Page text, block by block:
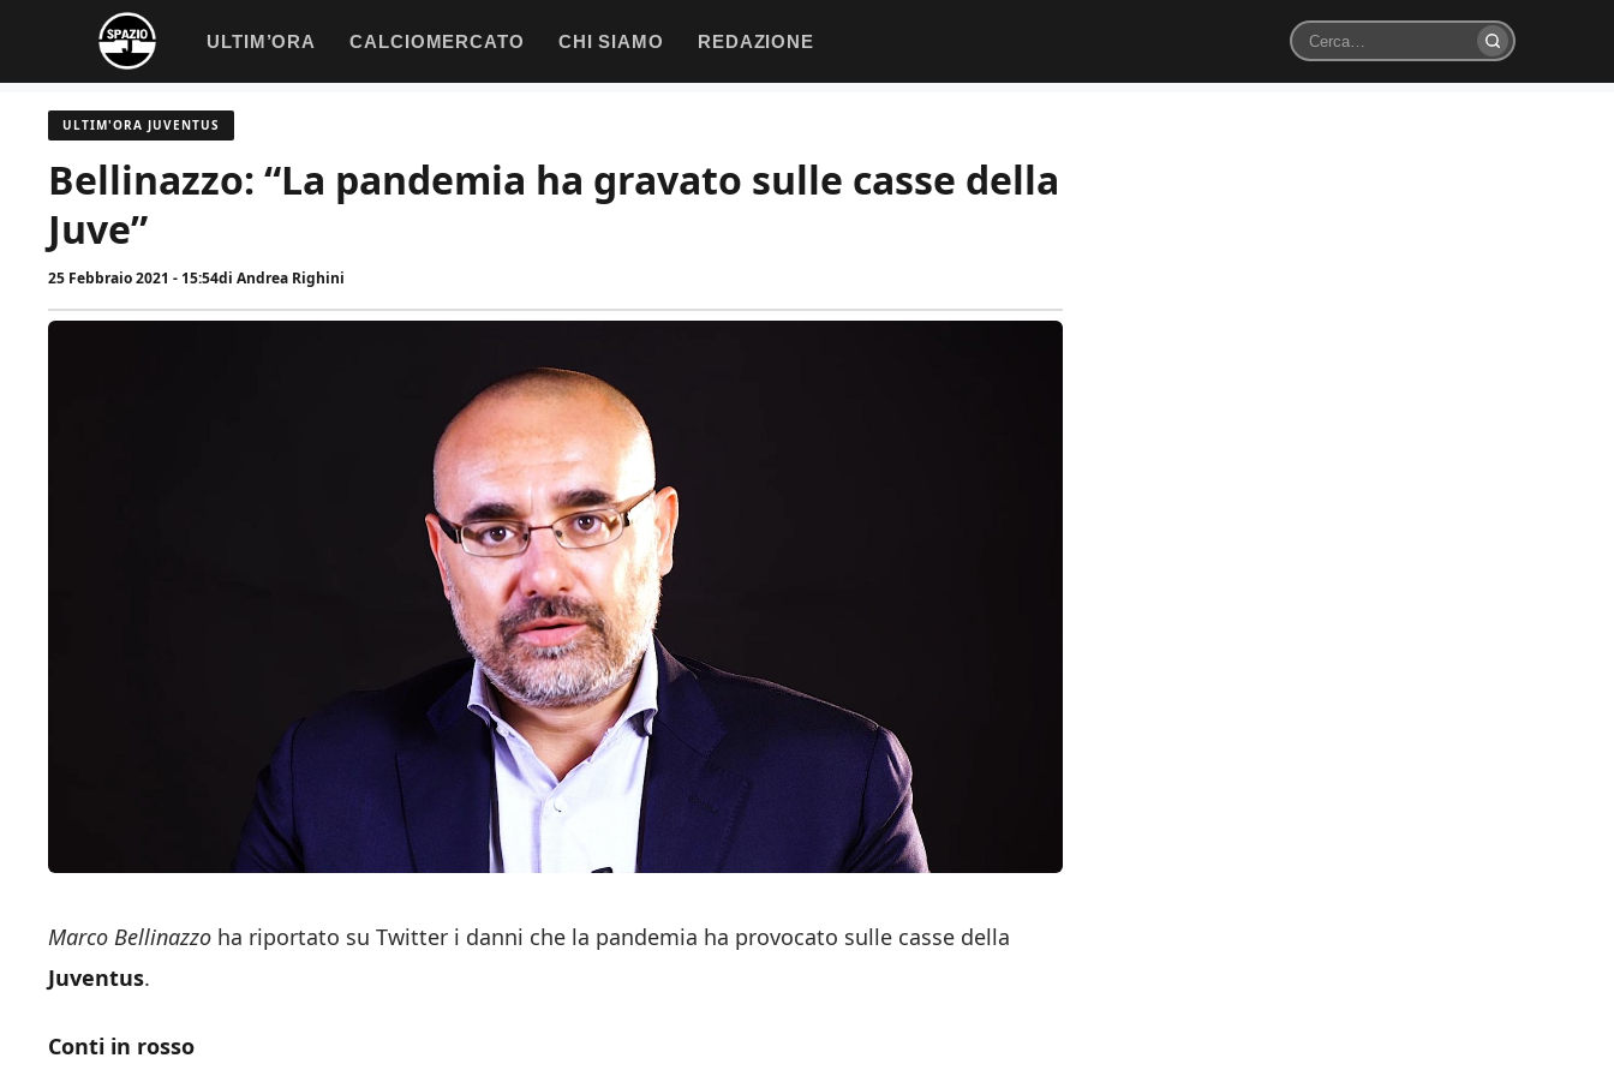
contenuto
ULTIM’ORA CALCIOMERCATO CHI SIAMO REDAZIONE
Cerca
ULTIM'ORA JUVENTUS
Bellinazzo: “La pandemia ha gravato sulle casse della
Juve”
25 Febbraio 2021 - 15:54di Andrea Righini
Marco Bellinazzo ha riportato su Twitter i danni che la pandemia ha provocato sulle casse della
Juventus.
Conti in rosso